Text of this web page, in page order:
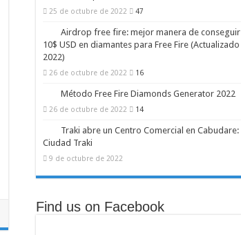
artificial integrada25 de octubre de 2022 47
Airdrop free fire: mejor manera de conseguir
10$ USD en diamantes para Free Fire (Actualizado
2022)
26 de octubre de 2022 16
Método Free Fire Diamonds Generator 2022
26 de octubre de 2022 14
Traki abre un Centro Comercial en Cabudare:
Ciudad Traki
9 de octubre de 2022
Find us on Facebook